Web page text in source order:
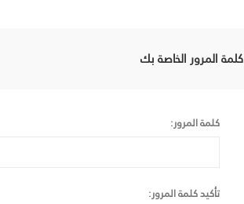
كلمة المرور الخاصة بك
كلمة المرور:
تأكيد كلمة المرور: